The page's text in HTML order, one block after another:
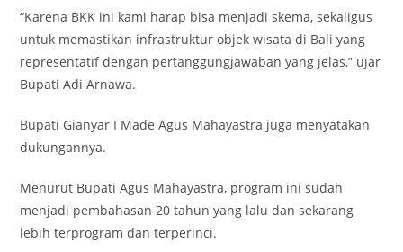
“Karena BKK ini kami harap bisa menjadi skema, sekaligus
untuk memastikan infrastruktur objek wisata di Bali yang
representatif dengan pertanggungjawaban yang jelas,” ujar
Bupati Adi Arnawa.
Bupati Gianyar I Made Agus Mahayastra juga menyatakan
dukungannya.
Menurut Bupati Agus Mahayastra, program ini sudah
menjadi pembahasan 20 tahun yang lalu dan sekarang
lebih terprogram dan terperinci.